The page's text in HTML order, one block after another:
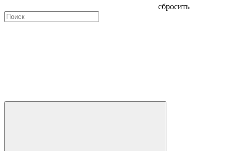
сбросить